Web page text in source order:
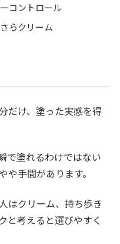
コントロール
らクリーム
だけ、塗った実感を得
で塗れるわけではない
手間があります。
はクリーム、持ち歩き
と考えると選びやすく